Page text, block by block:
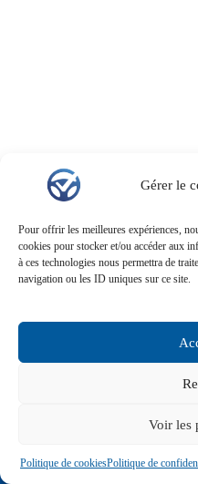
Gérer le
Pour offrir les meilleures expériences,
cookies pour stocker et/ou accéder aux
à ces technologies nous permettra de
navigation ou les ID uniques sur ce site.
Voir les
Politique de cookiesPolitique de
Copyright © 2026 Bien
Portail Partenaires